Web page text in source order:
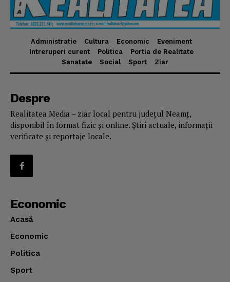
Administratie Cultura Economic
Eveniment
Intreruperi curent
Politica
Portia de Realitate
Sanatate
Social Sport Ziar
Despre
Realitatea Media – ziar local pentru județul Neamț,
disponibil în format fizic și online. Știri actuale, informații
verificate și reportaje locale.
Economic
Acasă
Economic
Politica
Sport